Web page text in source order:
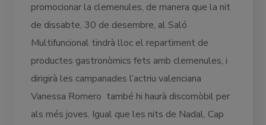
promocionar la clemenules, de manera que la nit
de dissabte, 30 de desembre, al Saló
Multifuncional tindrà lloc el repartiment de
productes gastronòmics fets amb clemenules, i
dirigirà les campanades l’actriu valenciana
Vanessa Romero també hi haurà discomòbil per
als més joves. Igual que les nits de Nadal, Cap